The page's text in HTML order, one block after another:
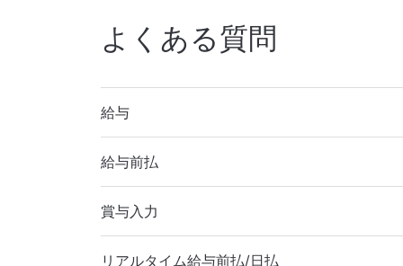
よくある質問
給与
給与前払
賞与入力
リアルタイム給与前払/日払